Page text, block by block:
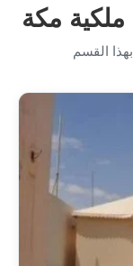
مكة
القسم